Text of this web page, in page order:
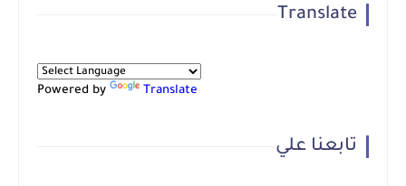
Translate
Powered by Translate
تابعنا علي